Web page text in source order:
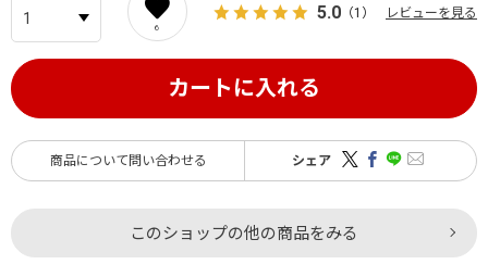
6
5.0 （1） レビューを見る
カートに入れる
商品について問い合わせる シェア
このショップの他の商品をみる